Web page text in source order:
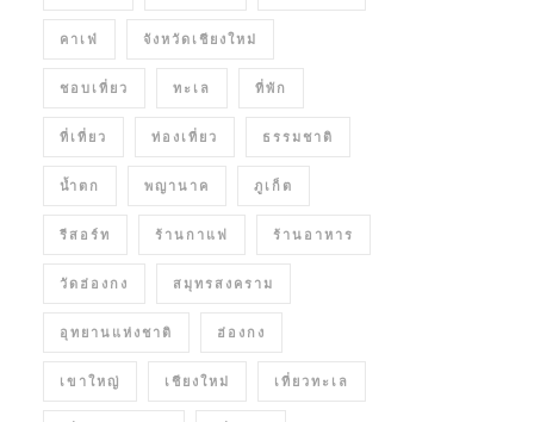
คาเฟ่ จังหวัดเชียงใหม่
ชอบเที่ยว ทะเล ที่พัก
ที่เที่ยว ท่องเที่ยว ธรรมชาติ
น้ำตก พญานาค ภูเก็ต
รีสอร์ท ร้านกาแฟ ร้านอาหาร
วัดฮ่องกง สมุทรสงคราม
อุทยานแห่งชาติ ฮ่องกง
เขาใหญ่ เชียงใหม่ เที่ยวทะเล